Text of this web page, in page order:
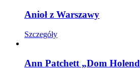
Anioł z Warszawy
Szczegóły
Ann Patchett „Dom